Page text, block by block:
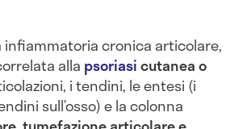
infiammatoria cronica articolare,
alla psoriasicutanea o
i tendini, le entesi (i
sull’osso) e la colonna